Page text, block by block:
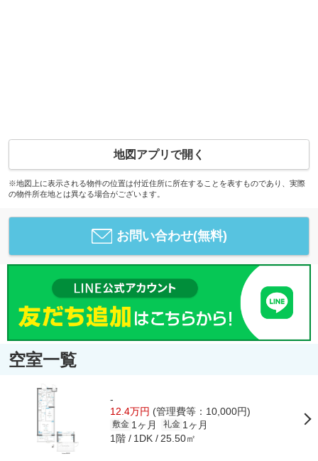
地図アプリで開く
※地図上に表示される物件の位置は付近住所に所在することを表すものであり、実際
の物件所在地とは異なる場合がございます。
お問い合わせ(無料)
空室一覧
-
12.4万円 (管理費等：10,000円)
敷金 1ヶ月 礼金 1ヶ月
1階 1DK 25.50㎡